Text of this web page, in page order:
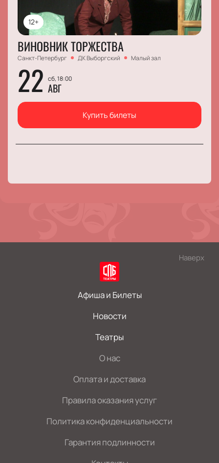
12+
ВИНОВНИК ТОРЖЕСТВА
Санкт-Петербург ДК Выборгский Малый зал
22 сб, 18:00
АВГ
Купить билеты
Наверх
Афиша и Билеты
Новости
Театры
О нас
Оплата и доставка
Правила оказания услуг
Политика конфиденциальности
Гарантия подлинности